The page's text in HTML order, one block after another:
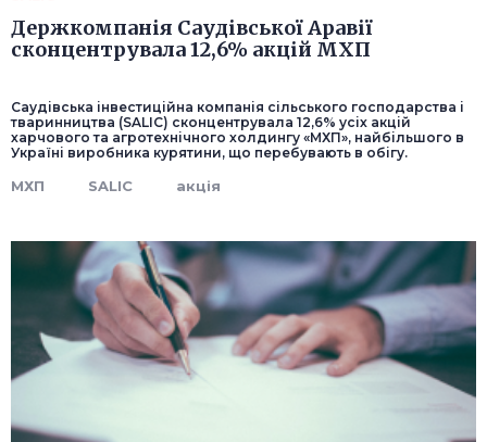
Держкомпанія Саудівської Аравії
сконцентрувала 12,6% акцій МХП
Саудівська інвестиційна компанія сільського господарства і
тваринництва (SALIC) сконцентрувала 12,6% усіх акцій
харчового та агротехнічного холдингу «МХП», найбільшого в
Україні виробника курятини, що перебувають в обігу.
МХП SALIC акція